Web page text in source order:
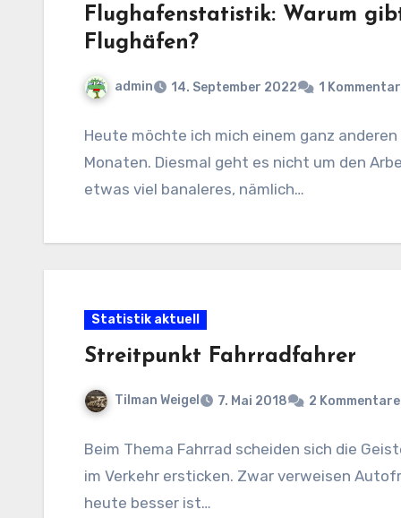
Flughafenstatistik: Warum
Flughäfen?
admin 14. September 2022 1 Kommentar
Heute möchte ich mich einem ganz
Monaten. Diesmal geht es nicht um den
etwas viel banaleres, nämlich…
Statistik aktuell
Streitpunkt Fahrradfahrer
Tilman Weigel 7. Mai 2018 2 Kommentare
Beim Thema Fahrrad scheiden sich die
im Verkehr ersticken. Zwar verweisen
heute besser ist…